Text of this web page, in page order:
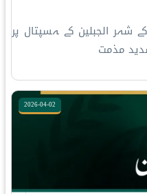
شہر الجبلین کے ہسپتال پر
مذمت
2026-04-02